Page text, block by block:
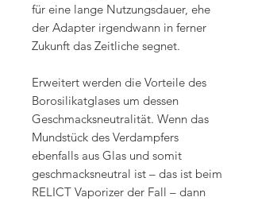
für eine lange Nutzungsdauer, ehe
der Adapter irgendwann in ferner
Zukunft das Zeitliche segnet.
Erweitert werden die Vorteile des
Borosilikatglases um dessen
Geschmacksneutralität. Wenn das
Mundstück des Verdampfers
ebenfalls aus Glas und somit
geschmacksneutral ist – das ist beim
RELICT Vaporizer der Fall – dann